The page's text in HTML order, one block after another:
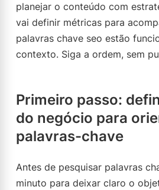
planejar o conteúdo com
vai definir métricas para
palavras chave seo estão
contexto. Siga a ordem, sem
Primeiro passo:
do negócio para
palavras-chave
Antes de pesquisar palavras
minuto para deixar claro o